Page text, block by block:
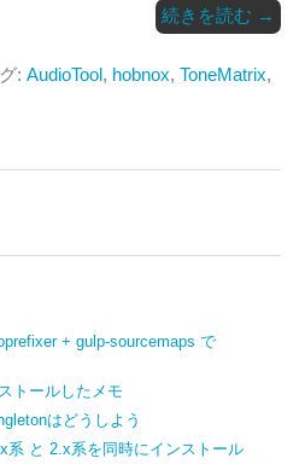
続きを読む →
: AudioTool, hobnox, ToneMatrix,
+ gulp-sourcemaps で
トールしたメモ
はどうしよう
系 と 2.x系を同時にインストール